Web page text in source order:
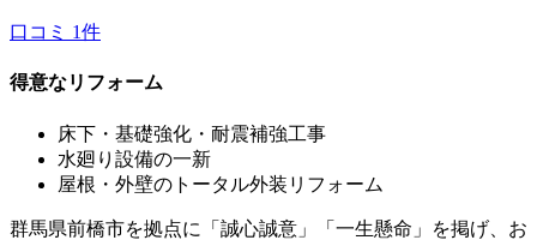
口コミ 1件
得意なリフォーム
床下・基礎強化・耐震補強工事
水廻り設備の一新
屋根・外壁のトータル外装リフォーム
群馬県前橋市を拠点に「誠心誠意」「一生懸命」を掲げ、お